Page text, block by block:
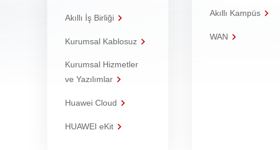
Akıllı İş Birliği
Kurumsal Kablosuz
Kurumsal Hizmetler
ve Yazılımlar
Huawei Cloud
HUAWEI eKit
Akıllı Kampüs
WAN